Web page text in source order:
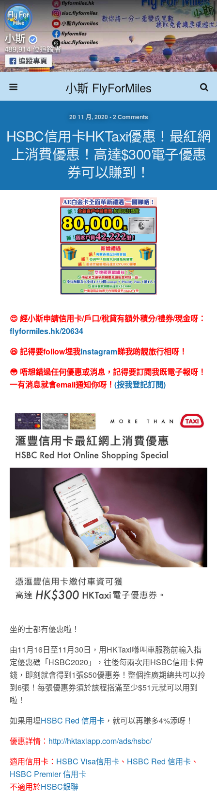
小斯 FlyForMiles
20 11 月, 2020 • 2 Comments
HSBC信用卡HKTaxi優惠！最紅網
上消費優惠！高達$300電子優惠
券可以賺到！
😍 經小斯申請信用卡/戶口/稅貸有額外積分/禮券/現金呀：
flyformiles.hk/20634
😆 記得要follow埋我Instagram睇我啲靚旅行相呀！
😳 唔想錯過任何優惠或消息，記得要訂閱我既電子報呀！
一有消息就會email通知你呀！ (按我登記訂閱)
坐的士都有優惠啦！
由11月16日至11月30日，用HKTaxi喺叫車服務前輸入指
定優惠碼「HSBC2020」，往後每兩次用HSBC信用卡俾
錢，即刻就會得到1張$50優惠券！整個推廣期總共可以拎
到6張！每張優惠券須於該程搭滿至少$51元就可以用到
啦！
如果用埋HSBC Red 信用卡 ，就可以再賺多4%添呀！
優惠詳情： http://hktaxiapp.com/ads/hsbc/
適用信用卡： HSBC Visa信用卡 、 HSBC Red 信用卡 、
HSBC Premier 信用卡
不適用於HSBC銀聯